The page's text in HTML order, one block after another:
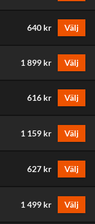
640 kr Välj
1 899 kr Välj
616 kr Välj
1 159 kr Välj
627 kr Välj
1 499 kr Välj